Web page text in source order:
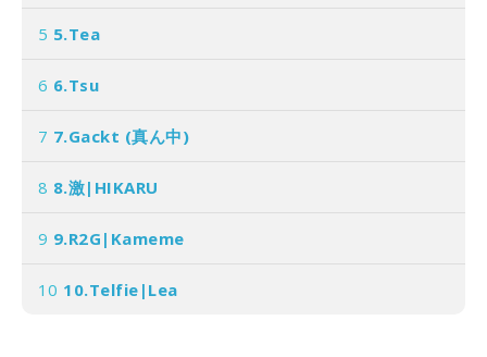
5 5.Tea
6 6.Tsu
7 7.Gackt (真ん中)
8 8.激|HIKARU
9 9.R2G|Kameme
10 10.Telfie|Lea